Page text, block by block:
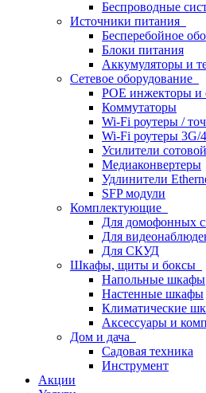
Беспроводные
Источники питания
Бесперебойное
Блоки питания
Аккумуляторы и
Сетевое оборудование
POE инжекторы и
Коммутаторы
Wi-Fi роутеры /
Wi-Fi роутеры 3G/
Усилители
Медиаконвертеры
Удлинители
SFP модули
Комплектующие
Для домофонных
Для
Для СКУД
Шкафы, щиты и боксы
Напольные шкафы
Настенные шкафы
Климатические
Аксессуары и
Дом и дача
Садовая техника
Инструмент
Акции